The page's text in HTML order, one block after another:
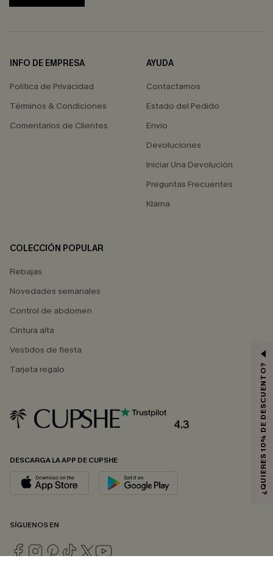
INFO DE EMPRESA
Política de Privacidad
Términos & Condiciones
Comentarios de Clientes
AYUDA
Contactarnos
Estado del Pedido
Envío
Devoluciones
Iniciar Una Devolución
Preguntas Frecuentes
Klarna
COLECCIÓN POPULAR
Rebajas
Novedades semanales
Control de abdomen
Cintura alta
Vestidos de fiesta
Tarjeta regalo
4.3
DESCARGA LA APP DE CUPSHE
SÍGUENOS EN
¿QUIERES 10% DE DESCUENTO?